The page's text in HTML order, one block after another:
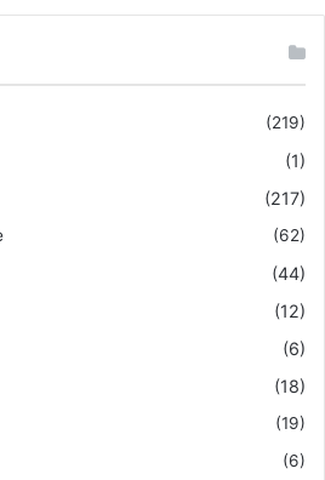
(219)
(1)
(217)
(62)
(44)
(12)
(6)
(18)
(19)
(6)